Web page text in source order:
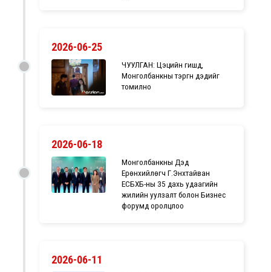
2026-06-25
ЧУУЛГАН: Цэцийн гишүүд,
Монголбанкны тэргүүн дэдийг
томилно
2026-06-18
Монголбанкны Дэд
Ерөнхийлөгч Г.Энхтайван
ЕСБХБ-ны 35 дахь удаагийн
жилийн уулзалт болон Бизнес
форумд оролцлоо
2026-06-11